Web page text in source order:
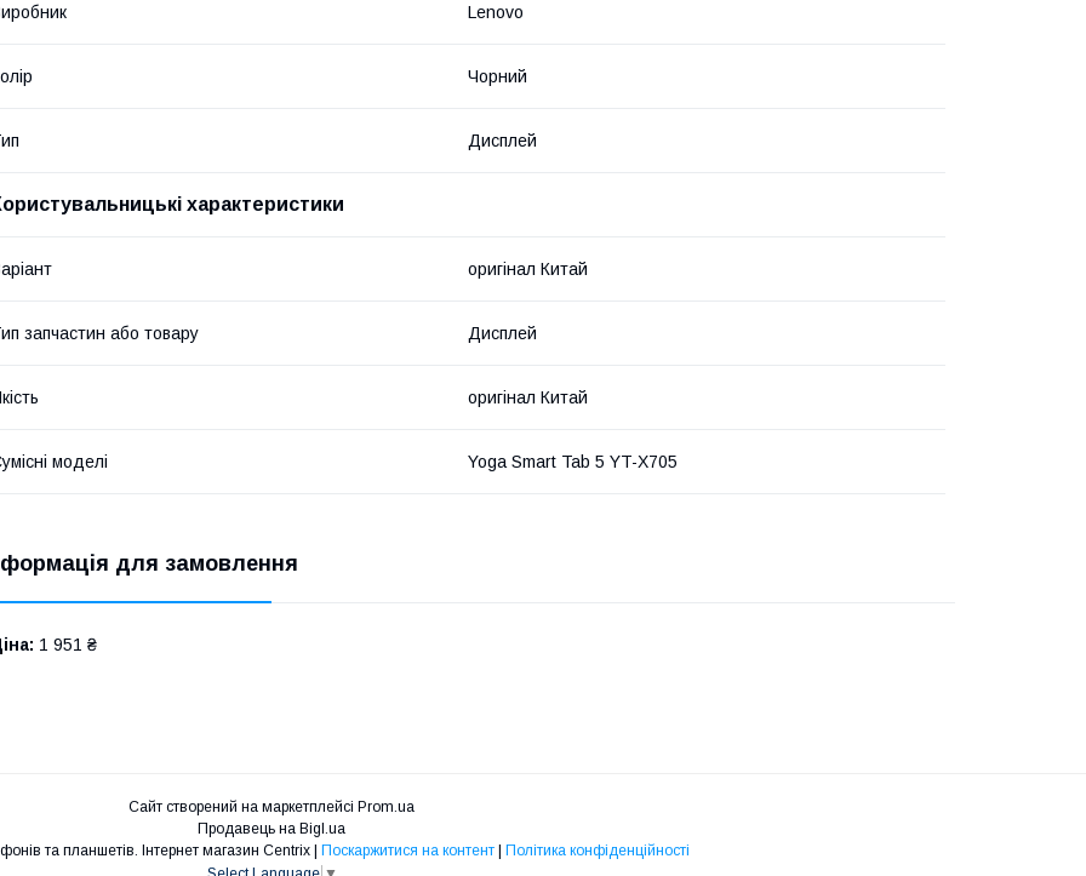
Lenovo
Чорний
Дисплей
характеристики
оригінал Китай
запчастин або товару Дисплей
оригінал Китай
моделі Yoga Smart Tab 5 YT-X705
для замовлення
1 951 ₴
Сайт створений на маркетплейсі Prom.ua
Продавець на Bigl.ua
Запчастини для телефонів та планшетів. Інтернет магазин Centrix | Поскаржитися на контент | Політика конфіденційності